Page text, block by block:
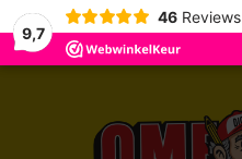
9,7
46 Reviews